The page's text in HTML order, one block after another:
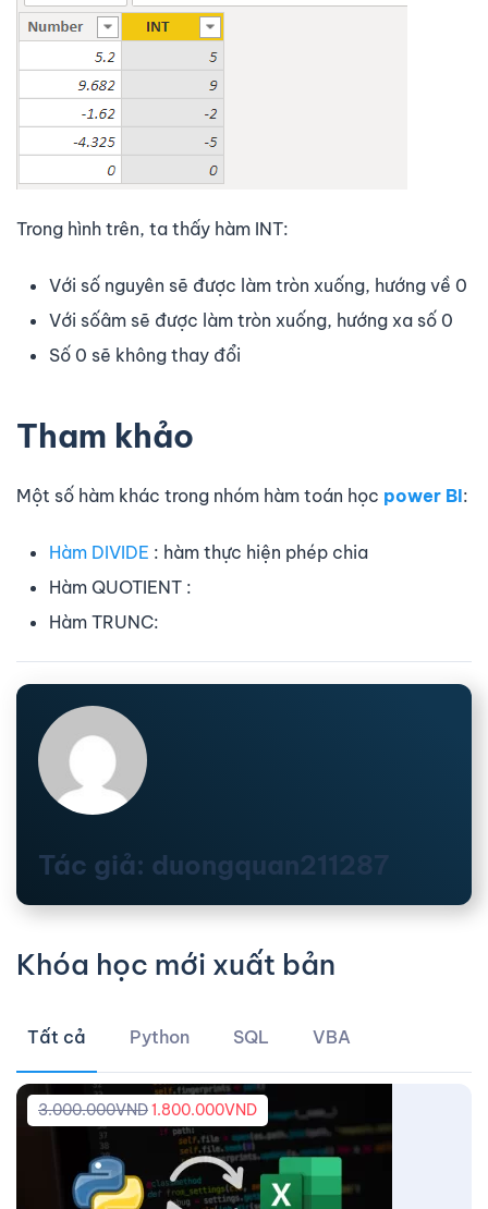
Trong hình trên, ta thấy hàm INT:
Với số nguyên sẽ được làm tròn xuống, hướng về 0
Với sốâm sẽ được làm tròn xuống, hướng xa số 0
Số 0 sẽ không thay đổi
Tham khảo
Một số hàm khác trong nhóm hàm toán học power BI:
Hàm DIVIDE : hàm thực hiện phép chia
Hàm QUOTIENT :
Hàm TRUNC:
Tác giả: duongquan211287
Khóa học mới xuất bản
Tất cả Python SQL VBA
3.000.000VND1.800.000VND